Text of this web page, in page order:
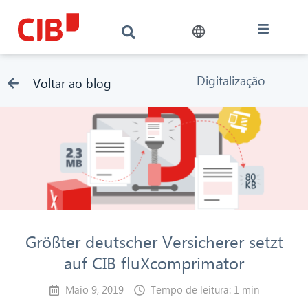
Voltar ao blog Digitalização
Größter deutscher Versicherer setzt
auf CIB fluXcomprimator
Maio 9, 2019 Tempo de leitura: 1 min